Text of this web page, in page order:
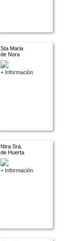
Sta Maria
de Nora
+ Información
Ntra Sra.
de Huerta
+ Información